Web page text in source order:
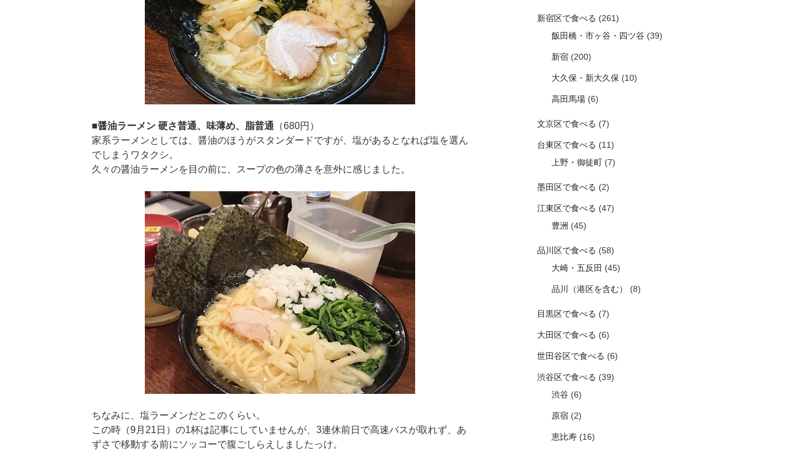
■醤油ラーメン 硬さ普通、味薄め、脂普通 （680円）
家系ラーメンとしては、醤油のほうがスタンダードですが、塩があるとなれば塩を選ん
でしまうワタクシ。
久々の醤油ラーメンを目の前に、スープの色の薄さを意外に感じました。
ちなみに、塩ラーメンだとこのくらい。
この時（9月21日）の1杯は記事にしていませんが、3連休前日で高速バスが取れず、あ
ずさで移動する前にソッコーで腹ごしらえしましたっけ。
新宿区で食べる (261)
飯田橋・市ヶ谷・四ツ谷 (39)
新宿 (200)
大久保・新大久保 (10)
高田馬場 (6)
文京区で食べる (7)
台東区で食べる (11)
上野・御徒町 (7)
墨田区で食べる (2)
江東区で食べる (47)
豊洲 (45)
品川区で食べる (58)
大崎・五反田 (45)
品川（港区を含む） (8)
目黒区で食べる (7)
大田区で食べる (6)
世田谷区で食べる (6)
渋谷区で食べる (39)
渋谷 (6)
原宿 (2)
恵比寿 (16)